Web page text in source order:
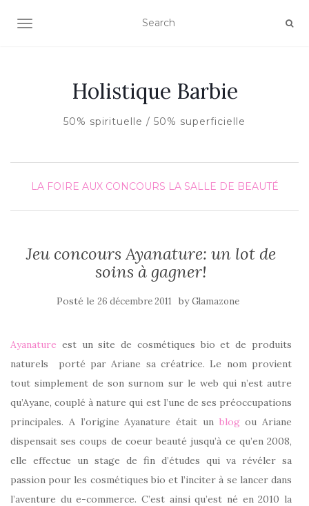
AFFICHER/MASQUER LA NAVIGATION
Holistique Barbie
50% spirituelle / 50% superficielle
LA FOIRE AUX CONCOURS LA SALLE DE BEAUTÉ
Jeu concours Ayanature: un lot de
soins à gagner!
Posté le 26 décembre 2011 byGlamazone
Ayanature est un site de cosmétiques bio et de produits
naturels porté par Ariane sa créatrice. Le nom provient
tout simplement de son surnom sur le web qui n’est autre
qu’Ayane, couplé à nature qui est l’une de ses préoccupations
principales. A l’origine Ayanature était unblogou Ariane
dispensait ses coups de coeur beauté jusqu’à ce qu’en 2008,
elle effectue un stage de fin d’études qui va révéler sa
passion pour les cosmétiques bio et l’inciter à se lancer dans
l’aventure du e-commerce. C’est ainsi qu’est né en 2010 la